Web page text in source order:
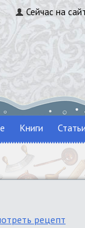
Сейчас на
Книги Статьи
рецепт